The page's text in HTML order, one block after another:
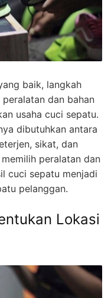
baik, langkah
dan bahan
usaha cuci sepatu.
dibutuhkan antara
sikat, dan
peralatan dan
cuci sepatu menjadi
pelanggan.
Lokasi